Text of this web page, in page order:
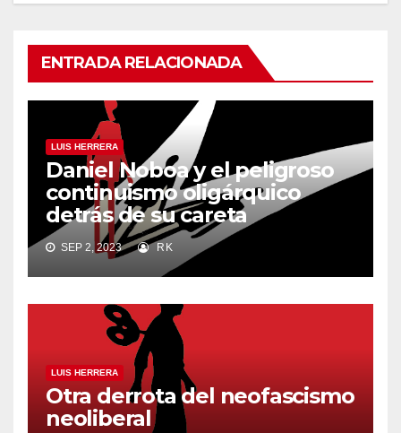
ENTRADA RELACIONADA
LUIS HERRERA
Daniel Noboa y el peligroso
continuismo oligárquico
detrás de su careta
SEP 2, 2023 RK
LUIS HERRERA
Otra derrota del neofascismo
neoliberal